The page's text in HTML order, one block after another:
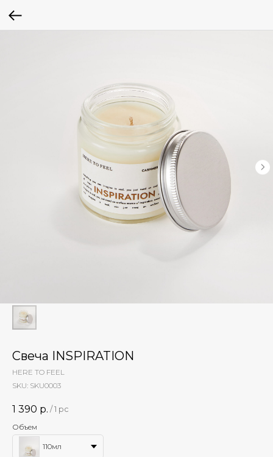
Свеча INSPIRATION
HERE TO FEEL
SKU: SKU0003
1 390 р. / 1 pc
Объем
110мл